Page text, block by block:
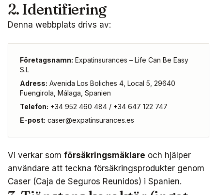
2. Identifiering
Denna webbplats drivs av:
Företagsnamn: Expatinsurances – Life Can Be Easy
S.L
Adress: Avenida Los Boliches 4, Local 5, 29640
Fuengirola, Málaga, Spanien
Telefon: +34 952 460 484 / +34 647 122 747
E-post: caser@expatinsurances.es
Vi verkar som försäkringsmäklare och hjälper
användare att teckna försäkringsprodukter genom
Caser (Caja de Seguros Reunidos) i Spanien.